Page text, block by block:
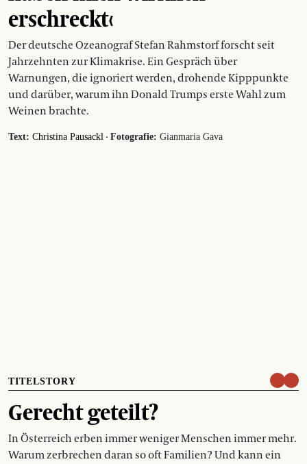
erschreckt‹
Der deutsche Ozeanograf Stefan Rahmstorf forscht seit
Jahrzehnten zur Klimakrise. Ein Gespräch über
Warnungen, die ignoriert werden, drohende Kipppunkte
und darüber, warum ihn Donald Trumps erste Wahl zum
Weinen brachte.
Text: Christina Pausackl · Fotografie: Gianmaria Gava
TITELSTORY
Gerecht geteilt?
In Österreich erben immer weniger Menschen immer mehr.
Warum zerbrechen daran so oft Familien? Und kann ein